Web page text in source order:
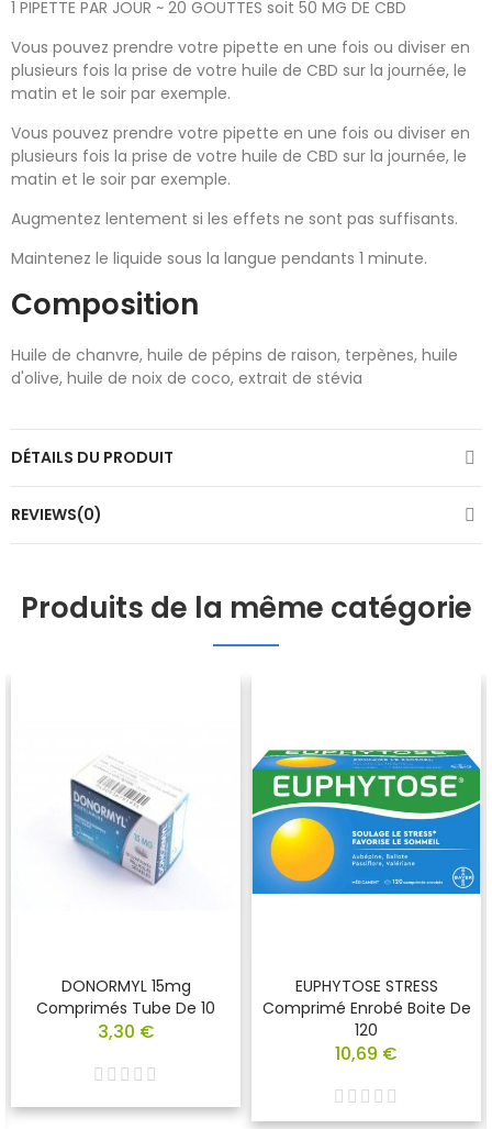
1 PIPETTE PAR JOUR ~ 20 GOUTTES soit 50 MG DE CBD
Vous pouvez prendre votre pipette en une fois ou diviser en
plusieurs fois la prise de votre huile de CBD sur la journée, le
matin et le soir par exemple.
Vous pouvez prendre votre pipette en une fois ou diviser en
plusieurs fois la prise de votre huile de CBD sur la journée, le
matin et le soir par exemple.
Augmentez lentement si les effets ne sont pas suffisants.
Maintenez le liquide sous la langue pendants 1 minute.
Composition
Huile de chanvre, huile de pépins de raison, terpènes, huile
d'olive, huile de noix de coco, extrait de stévia
DÉTAILS DU PRODUIT
REVIEWS(0)
Produits de la même catégorie
DONORMYL 15mg
Comprimés Tube De 10
3,30 €
EUPHYTOSE STRESS
Comprimé Enrobé Boite De
120
10,69 €